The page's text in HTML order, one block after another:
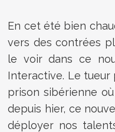
En cet été bien
vers des contrées
le voir dans ce
Interactive. Le tueur
prison sibérienne
depuis hier, ce
déployer nos